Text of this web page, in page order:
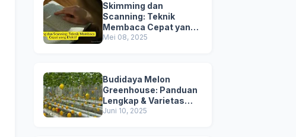
Skimming dan
Scanning: Teknik
Membaca Cepat yang
Efektif
Mei 08, 2025
Budidaya Melon
Greenhouse: Panduan
Lengkap & Varietas
Unggul
Juni 10, 2025